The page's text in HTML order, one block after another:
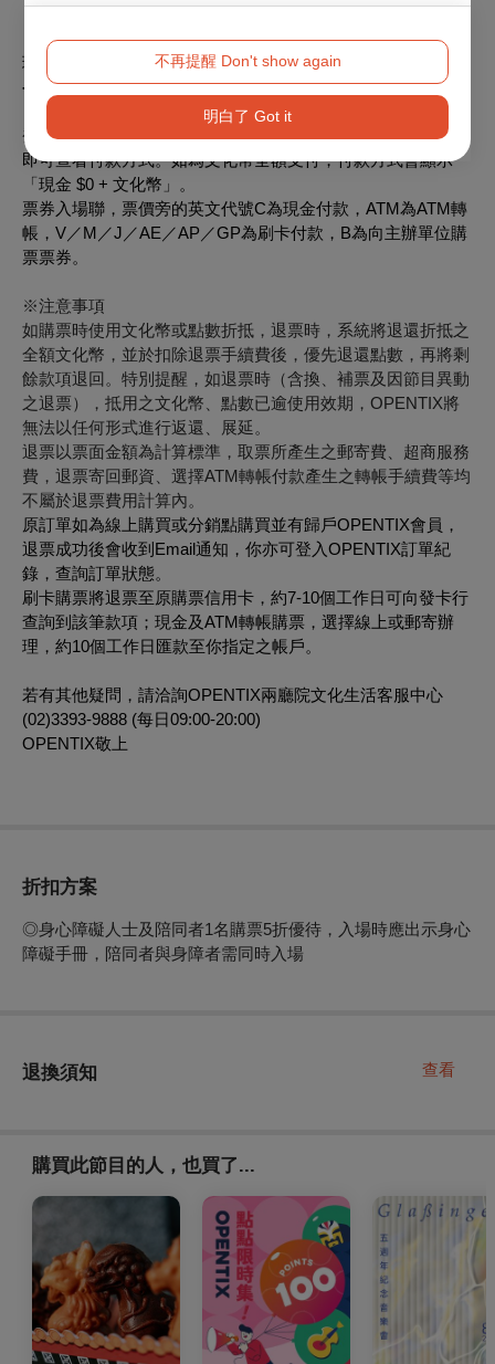
不再提醒 Don't show again
明白了 Got it
【向主辦單位購買之有價票券者】，請洽安聲交響樂團 辦
理，聯絡電話
0914-067097
--------
※如何查詢付款方式：
登入OPENTIX＞會員＞訂單紀錄，點入要查詢的訂單編號內
即可查看付款方式。如為文化幣全額支付，付款方式會顯示
「現金 $0 + 文化幣」。
票券入場聯，票價旁的英文代號C為現金付款，ATM為ATM轉
帳，V／M／J／AE／AP／GP為刷卡付款，B為向主辦單位購
票票券。
※注意事項
如購票時使用文化幣或點數折抵，退票時，系統將退還折抵之
全額文化幣，並於扣除退票手續費後，優先退還點數，再將剩
餘款項退回。特別提醒，如退票時（含換、補票及因節目異動
之退票），抵用之文化幣、點數已逾使用效期，OPENTIX將
無法以任何形式進行返還、展延。
退票以票面金額為計算標準，取票所產生之郵寄費、超商服務
費，退票寄回郵資、選擇ATM轉帳付款產生之轉帳手續費等均
不屬於退票費用計算內。
原訂單如為線上購買或分銷點購買並有歸戶OPENTIX會員，
退票成功後會收到Email通知，你亦可登入OPENTIX訂單紀
錄，查詢訂單狀態。
刷卡購票將退票至原購票信用卡，約7-10個工作日可向發卡行
查詢到該筆款項；現金及ATM轉帳購票，選擇線上或郵寄辦
理，約10個工作日匯款至你指定之帳戶。
若有其他疑問，請洽詢OPENTIX兩廳院文化生活客服中心
(02)3393-9888 (每日09:00-20:00)
OPENTIX敬上
折扣方案
◎身心障礙人士及陪同者1名購票5折優待，入場時應出示身心
障礙手冊，陪同者與身障者需同時入場
退換須知 查看
購買此節目的人，也買了...